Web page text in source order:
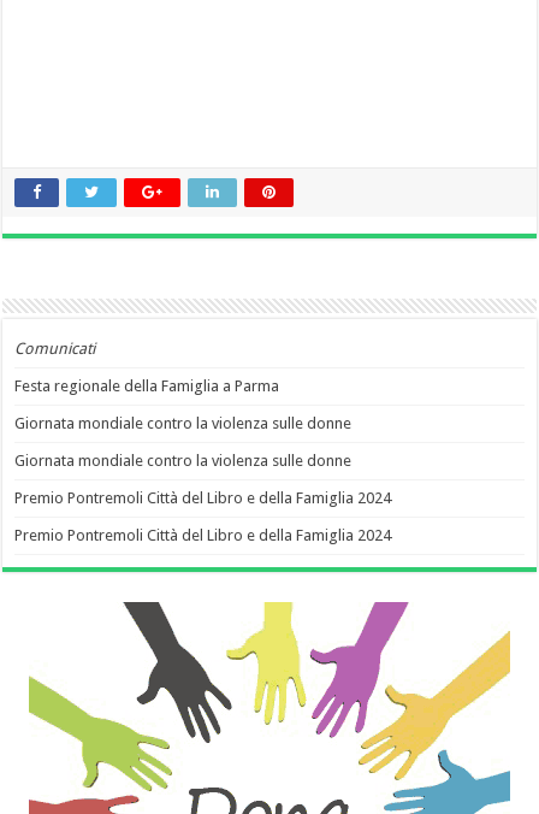
Comunicati
Festa regionale della Famiglia a Parma
Giornata mondiale contro la violenza sulle donne
Giornata mondiale contro la violenza sulle donne
Premio Pontremoli Città del Libro e della Famiglia 2024
Premio Pontremoli Città del Libro e della Famiglia 2024